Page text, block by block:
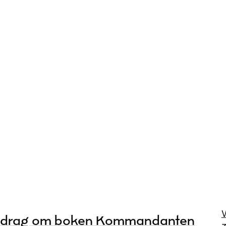
om boken Kommandanten